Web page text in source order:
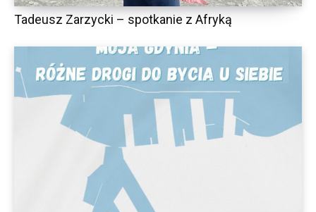
Tadeusz Zarzycki – spotkanie z Afryką